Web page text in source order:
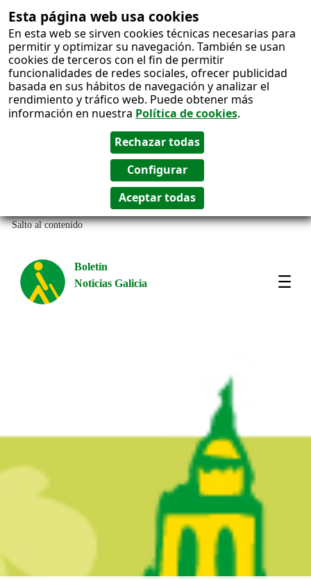
Esta página web usa cookies
En esta web se sirven cookies técnicas necesarias para
permitir y optimizar su navegación. También se usan
cookies de terceros con el fin de permitir
funcionalidades de redes sociales, ofrecer publicidad
basada en sus hábitos de navegación y analizar el
rendimiento y tráfico web. Puede obtener más
información en nuestra Política de cookies.
Salto al contenido
Boletín
Noticias Galicia